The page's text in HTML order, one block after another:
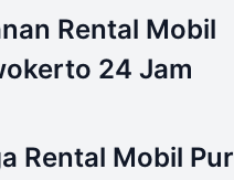
Rental Mobil
24 Jam
Rental Mobil